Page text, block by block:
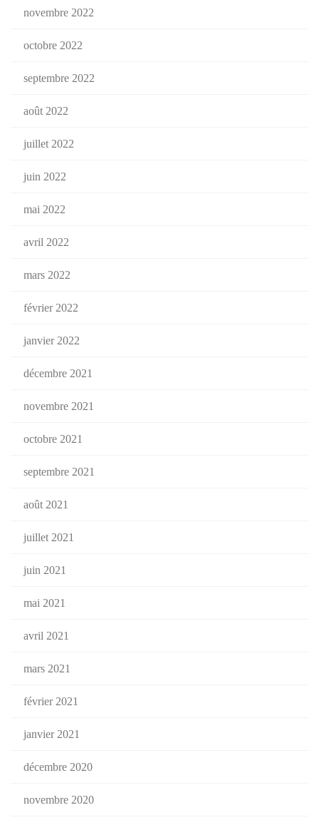
novembre 2022
octobre 2022
septembre 2022
août 2022
juillet 2022
juin 2022
mai 2022
avril 2022
mars 2022
février 2022
janvier 2022
décembre 2021
novembre 2021
octobre 2021
septembre 2021
août 2021
juillet 2021
juin 2021
mai 2021
avril 2021
mars 2021
février 2021
janvier 2021
décembre 2020
novembre 2020